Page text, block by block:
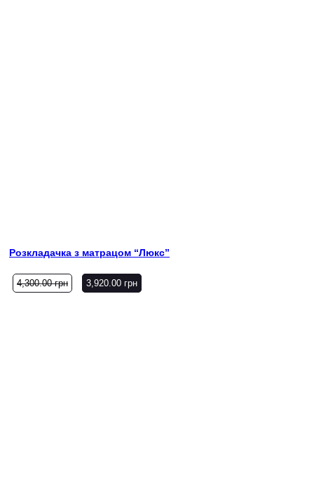
Розкладачка з матрацом “Люкс”
4,300.00грн 3,920.00 грн